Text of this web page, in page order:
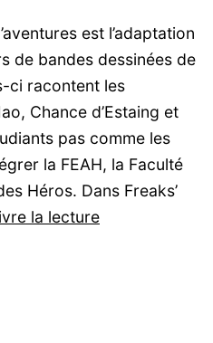
est l’adaptation
de bandes dessinées de
ci racontent les
Chance d’Estaing et
pas comme les
la FEAH, la Faculté
Héros. Dans Freaks’
la lectureFreaks’